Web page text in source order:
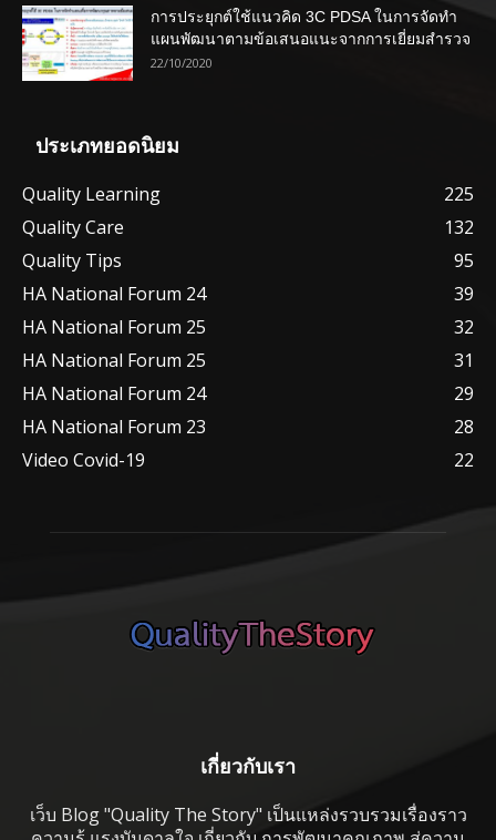
การประยุกต์ใช้แนวคิด 3C PDSA ในการจัดทำ
แผนพัฒนาตามข้อเสนอแนะจากการเยี่ยมสำรวจ
22/10/2020
ประเภทยอดนิยม
Quality Learning
225
Quality Care
132
Quality Tips
95
HA National Forum 24
39
HA National Forum 25
32
HA National Forum 25
31
HA National Forum 24
29
HA National Forum 23
28
Video Covid-19
22
เกี่ยวกับเรา
เว็บ Blog "Quality The Story" เป็นแหล่งรวบรวมเรื่องราว